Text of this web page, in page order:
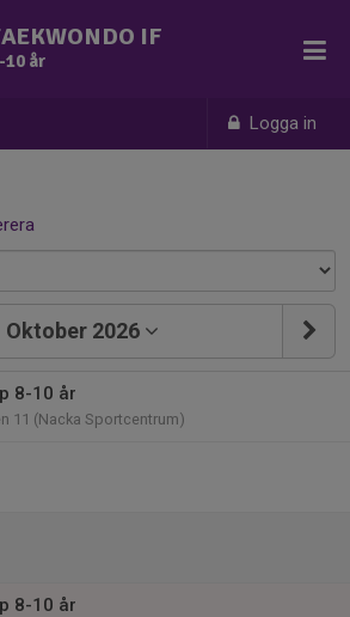
Logga in
IF
10 år
Oktober 2026
8-10 år
11 (Nacka Sportcentrum)
8-10 år